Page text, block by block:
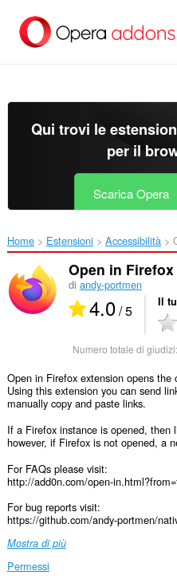
contenuto
Qui trovi le
per il
Scarica Opera
Home Estensioni Accessibilità
Open in Firefox
di andy-portmen
4.0/ 5 Il
Numero totale di giudizi:
Open in Firefox extension opens the
Using this extension you can send
manually copy and paste links.
If a Firefox instance is opened, then
however, if Firefox is not opened, a
For FAQs please visit:
http://add0n.com/open-
For bug reports visit:
https://github.com/andy-portmen/
Mostra di più
Permessi